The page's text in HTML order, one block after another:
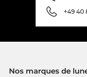
+49 40
Nos marques de